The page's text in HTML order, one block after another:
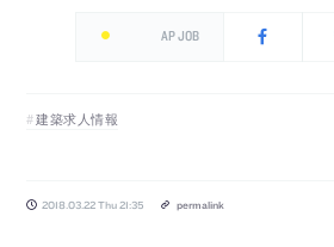
AP JOB
建築求人情報
2018.03.22 Thu 21:35 permalink